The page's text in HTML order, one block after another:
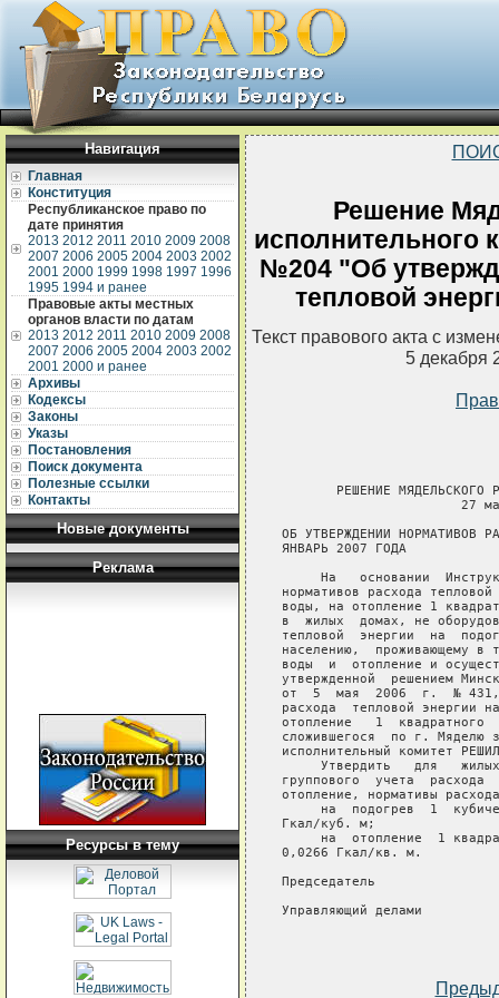
Навигация
Главная
Конституция
Республиканское право по
дате принятия
2013 2012 2011 2010 2009 2008
2007 2006 2005 2004 2003 2002
2001 2000 1999 1998 1997 1996
1995 1994 и ранее
Правовые акты местных
органов власти по датам
2013 2012 2011 2010 2009 2008
2007 2006 2005 2004 2003 2002
2001 2000 и ранее
Архивы
Кодексы
Законы
Указы
Постановления
Поиск документа
Полезные ссылки
Контакты
Новые документы
Реклама
Ресурсы в тему
Решение
исполнительного
№204 "Об
тепловой
Текст правового акта с
5 декабря
РЕШЕНИЕ МЯДЕЛЬСКОГО
27
ОБ УТВЕРЖДЕНИИ НОРМАТИВОВ
ЯНВАРЬ 2007 ГОДА
На   основании
нормативов расхода
воды, на отопление 1
в  жилых  домах, не
тепловой  энергии  на
населению,  проживающему в
воды  и  отопление и
утвержденной  решением
от  5  мая  2006  г.  № 431,
расхода  тепловой энергии
отопление   1  квадратного
сложившегося  по г. Мяделю
исполнительный комитет
Утвердить   для
группового  учета
отопление, нормативы
на  подогрев  1
Гкал/куб. м;
на  отопление  1
0,0266 Гкал/кв. м.
Председатель
Управляющий делами